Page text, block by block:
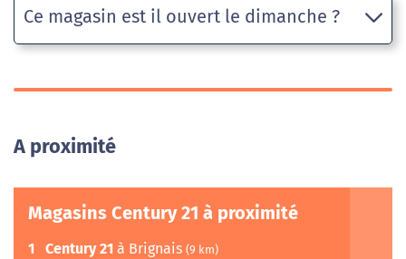
Ce magasin est il ouvert le dimanche ?
A proximité
Magasins Century 21 à proximité
1 Century 21 à Brignais (9 km)